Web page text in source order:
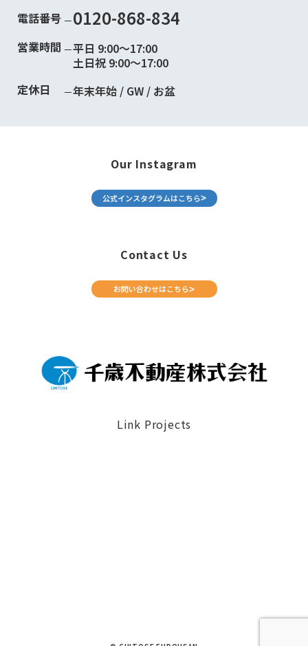
電話番号
0120-868-834
営業時間
平日 9:00～17:00
土日祝 9:00～17:00
定休日
年末年始 / GW / お盆
Our Instagram
公式インスタグラムはこちら
Contact Us
お問い合わせはこちら
Link Projects